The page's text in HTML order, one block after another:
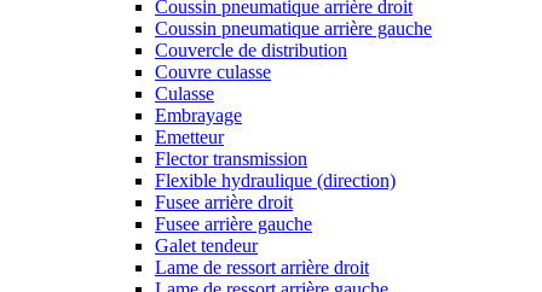
Coussin pneumatique arrière droit
Coussin pneumatique arrière gauche
Couvercle de distribution
Couvre culasse
Culasse
Embrayage
Emetteur
Flector transmission
Flexible hydraulique (direction)
Fusee arrière droit
Fusee arrière gauche
Galet tendeur
Lame de ressort arrière droit